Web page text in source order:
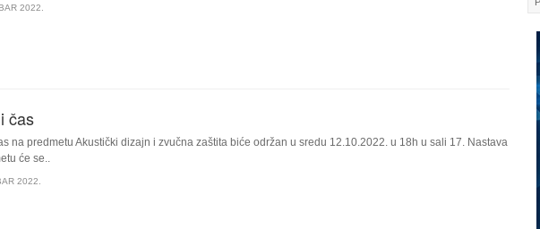
2022.
čas
na predmetu Akustički dizajn i zvučna zaštita biće održan u sredu 12.10.2022. u 18h u sali 17. Nastava
će se..
2022.